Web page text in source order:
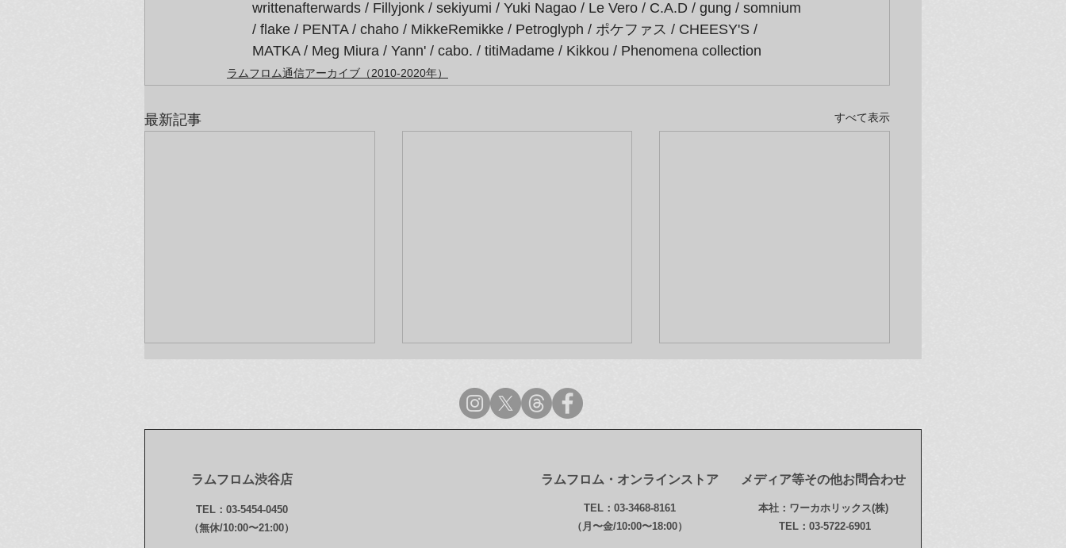
writtenafterwards / Fillyjonk / sekiyumi / Yuki Nagao / Le Vero / C.A.D / gung / somnium
/ flake / PENTA / chaho / MikkeRemikke / Petroglyph / ポケファス / CHEESY'S /
MATKA / Meg Miura / Yann' / cabo. / titiMadame / Kikkou / Phenomena collection
ラムフロム通信アーカイブ（2010-2020年）
最新記事 すべて表示
本年最後のお知らせです〜♪
ラムフロム年末年始営業のご
【最新情報(12/9)】オンライ
ンストア「奈良美智 ドラミン
ラムフロム渋谷店
TEL：03-5454-0450
（無休/10:00〜21:00）
ラムフロム・オンラインストア
TEL：03-3468-8161
（月〜金/10:00〜18:00）
メディア等その他お問合わせ
本社：ワーカホリックス(株)
TEL：03-5722-6901